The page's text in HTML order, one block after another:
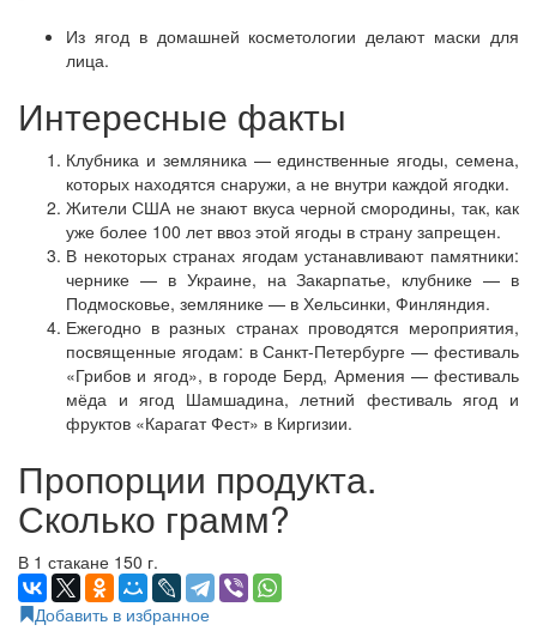
Из ягод в домашней косметологии делают маски для
лица.
Интересные факты
Клубника и земляника — единственные ягоды, семена,
которых находятся снаружи, а не внутри каждой ягодки.
Жители США не знают вкуса черной смородины, так, как
уже более 100 лет ввоз этой ягоды в страну запрещен.
В некоторых странах ягодам устанавливают памятники:
чернике — в Украине, на Закарпатье, клубнике — в
Подмосковье, землянике — в Хельсинки, Финляндия.
Ежегодно в разных странах проводятся мероприятия,
посвященные ягодам: в Санкт-Петербурге — фестиваль
«Грибов и ягод», в городе Берд, Армения — фестиваль
мёда и ягод Шамшадина, летний фестиваль ягод и
фруктов «Карагат Фест» в Киргизии.
Пропорции продукта.
Сколько грамм?
В 1 стакане 150 г.
Добавить в избранное